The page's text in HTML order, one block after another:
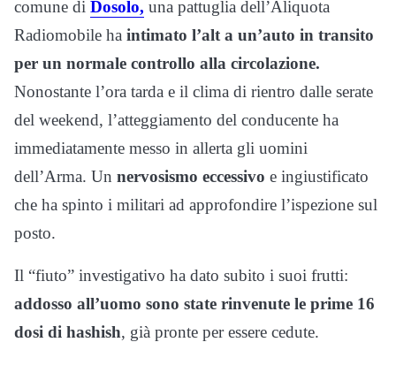
comune di Dosolo, una pattuglia dell’Aliquota
Radiomobile ha intimato l’alt a un’auto in transito
per un normale controllo alla circolazione.
Nonostante l’ora tarda e il clima di rientro dalle serate
del weekend, l’atteggiamento del conducente ha
immediatamente messo in allerta gli uomini
dell’Arma. Un nervosismo eccessivo e ingiustificato
che ha spinto i militari ad approfondire l’ispezione sul
posto.
Il “fiuto” investigativo ha dato subito i suoi frutti:
addosso all’uomo sono state rinvenute le prime 16
dosi di hashish, già pronte per essere cedute.